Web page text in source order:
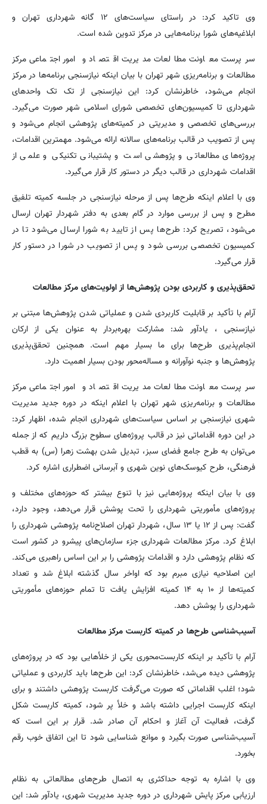
وی تاکید کرد: در راستای سیاست‌های ۱۲ گانه شهرداری تهران و
ابلاغیه‌های شورا برنامه‌هایی در مرکز تدوین شده است.
سرپرست معاونت مطالعات مدیریت اقتصاد و امور اجتماعی مرکز
مطالعات و برنامه‌ریزی شهر تهران با بیان اینکه نیازسنجی برنامه‌ها در مرکز
انجام می‌شود، خاطرنشان کرد: این نیازسنجی از تک تک واحدهای
شهرداری تا کمیسیون‌های تخصصی شورای اسلامی شهر صورت می‌گیرد.
بررسی‌های تخصصی و مدیریتی در کمیته‌های پژوهشی انجام می‌شود و
پس از تصویب در قالب برنامه‌های سالانه ارائه می‌شود. مهمترین اقدامات،
پروژه‌های مطالعاتی و پژوهشی است و پشتیبانی تکنیکی و علمی از
اقدامات شهرداری در قالب دیگر در دستور کار قرار می‌گیرد.
وی با اعلام اینکه طرح‌ها پس از مرحله نیازسنجی در جلسه کمیته تلفیق
مطرح و پس از بررسی موارد در گام بعدی به دفتر شهردار تهران ارسال
می‌شود، تصریح کرد: طرح‌ها پس از تایید به شورا ارسال می‌شود تا در
کمیسیون تخصصی بررسی شود و پس از تصویب در شورا در دستور کار
قرار می‌گیرد.
تحقق‌پذیری و کاربردی بودن پژوهش‌ها از اولویت‌های مرکز مطالعات
آرام با تأکید بر قابلیت کاربردی شدن و عملیاتی شدن پژوهش‌ها مبتنی بر
نیازسنجی ، یادآور شد: مشارکت بهره‌بردار به عنوان یکی از ارکان
انجام‌پذیری طرح‌ها برای ما بسیار مهم است. همچنین تحقق‌پذیری
پژوهش‌ها و جنبه نوآورانه و مساله‌محور بودن بسیار اهمیت دارد.
سرپرست معاونت مطالعات مدیریت اقتصاد و امور اجتماعی مرکز
مطالعات و برنامه‌ریزی شهر تهران با اعلام اینکه در دوره جدید مدیریت
شهری نیازسنجی بر اساس سیاست‌های شهرداری انجام شده، اظهار کرد:
در این دوره اقداماتی نیز در قالب پروژه‌های سطوح بزرگ داریم که از جمله
می‌توان به طرح جامع فضای سبز، تبدیل شدن بهشت زهرا (س) به قطب
فرهنگی، طرح کیوسک‌های نوین شهری و آبرسانی اضطراری اشاره کرد.
وی با بیان اینکه پروژه‌هایی نیز با تنوع بیشتر که حوزه‌های مختلف و
پروژه‌های مأموریتی شهرداری را تحت پوشش قرار می‌دهد، وجود دارد،
گفت: پس از ۱۲ یا ۱۳ سال، شهردار تهران اصلاح‌نامه پژوهشی شهرداری را
ابلاغ کرد. مرکز مطالعات شهرداری جزء سازمان‌های پیشرو در کشور است
که نظام پژوهشی دارد و اقدامات پژوهشی را بر این اساس راهبری می‌کند.
این اصلاحیه نیازی مبرم بود که اواخر سال گذشته ابلاغ شد و تعداد
کمیته‌ها از ۱۰ به ۱۴ کمیته افزایش یافت تا تمام حوزه‌های مأموریتی
شهرداری را پوشش دهد.
آسیب‌شناسی طرح‌ها در کمیته کاربست مرکز مطالعات
آرام با تأکید بر اینکه کاربست‌محوری یکی از خلأهایی بود که در پروژه‌های
پژوهشی دیده می‌شد، خاطرنشان کرد: این طرح‌ها باید کاربردی و عملیاتی
شود؛ اغلب اقداماتی که صورت می‌گرفت کاربست پژوهشی داشتند و برای
اینکه کاربست اجرایی داشته باشد و خلأ پر شود، کمیته کاربست شکل
گرفت، فعالیت آن آغاز و احکام آن صادر شد. قرار بر این است که
آسیب‌شناسی صورت بگیرد و موانع شناسایی شود تا این اتفاق خوب رقم
بخورد.
وی با اشاره به توجه حداکثری به اتصال طرح‌های مطالعاتی به نظام
ارزیابی مرکز پایش شهرداری در دوره جدید مدیریت شهری، یادآور شد: این